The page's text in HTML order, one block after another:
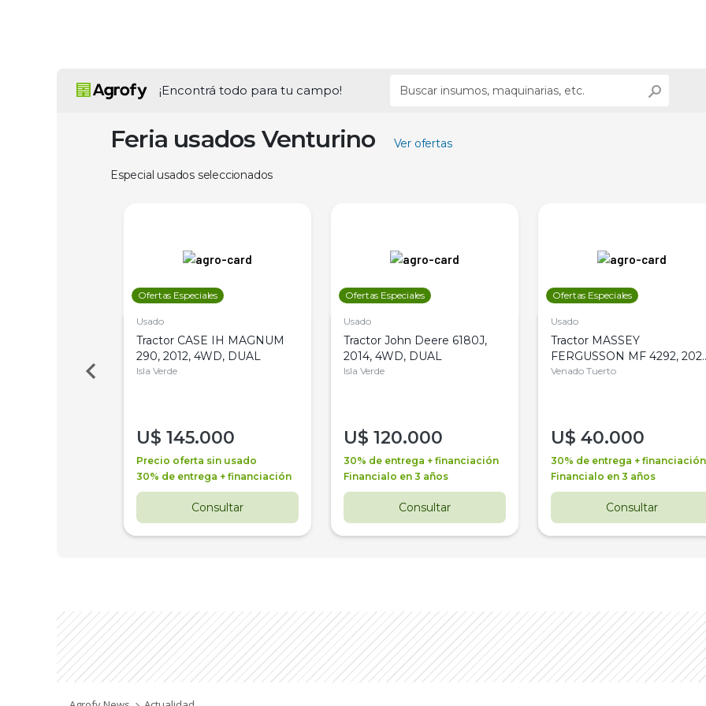
¡Encontrá todo para tu campo!
Feria usados Venturino Ver ofertas
Especial usados seleccionados
Ofertas Especiales
Usado
Tractor CASE IH MAGNUM
290, 2012, 4WD, DUAL
Isla Verde
U$ 145.000
Precio oferta sin usado
30% de entrega + financiación
Consultar
Ofertas Especiales
Usado
Tractor John Deere 6180J,
2014, 4WD, DUAL
Isla Verde
U$ 120.000
30% de entrega + financiación
Financialo en 3 años
Consultar
Ofertas Especiales
Usado
Tractor MASSEY
FERGUSSON MF 4292,
4WD, PATON
Venado Tuerto
U$ 40.000
30% de entrega + financiación
Financialo en 3 años
Consultar